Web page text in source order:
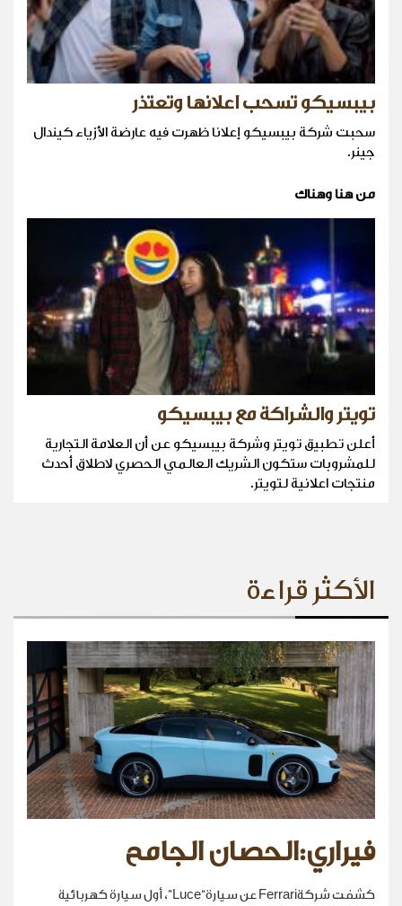
بيبسيكو تسحب اعلانها وتعتذر
سحبت شركة بيبسيكو إعلانا ظهرت فيه عارضة الأزياء كيندال
جينر.
من هنا وهناك
تويتر والشراكة مع بيبسيكو
أعلن تطبيق تويتر وشركة بيبسيكو عن أن العلامة التجارية
للمشروبات ستكون الشريك العالمي الحصري لاطلاق أحدث
منتجات اعلانية لتويتر.
الأكثر قراءة
فيراري:الحصان الجامح
كشفت شركةFerrari عن سيارة“Luce”، أول سيارة كهربائية